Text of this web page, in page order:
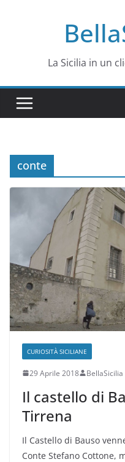
La Sicilia in un
conte
CURIOSITÀ SICILIANE
29 Aprile 2018 BellaSicilia
Il castello di
Tirrena
Il Castello di Bauso
Conte Stefano Cottone,